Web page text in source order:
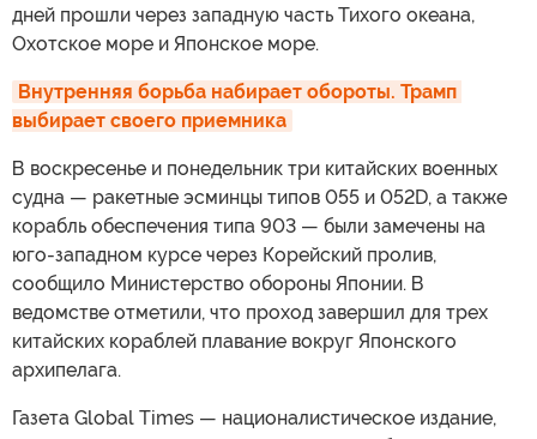
дней прошли через западную часть Тихого океана,
Охотское море и Японское море.
Внутренняя борьба набирает обороты. Трамп
выбирает своего приемника
В воскресенье и понедельник три китайских военных
судна — ракетные эсминцы типов 055 и 052D, а также
корабль обеспечения типа 903 — были замечены на
юго-западном курсе через Корейский пролив,
сообщило Министерство обороны Японии. В
ведомстве отметили, что проход завершил для трех
китайских кораблей плавание вокруг Японского
архипелага.
Газета Global Times — националистическое издание,